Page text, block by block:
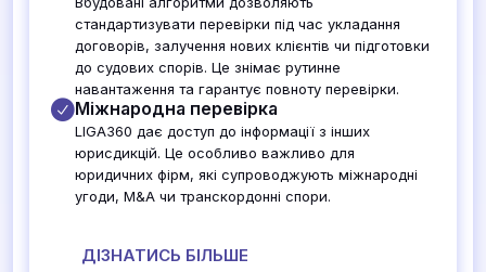
стандартизувати перевірки під час укладання
договорів, залучення нових клієнтів чи підготовки
до судових спорів. Це знімає рутинне
навантаження та гарантує повноту перевірки.
Міжнародна перевірка
LIGA360 дає доступ до інформації з інших
юрисдикцій. Це особливо важливо для
юридичних фірм, які супроводжують міжнародні
угоди, M&A чи транскордонні спори.
ДІЗНАТИСЬ БІЛЬШЕ